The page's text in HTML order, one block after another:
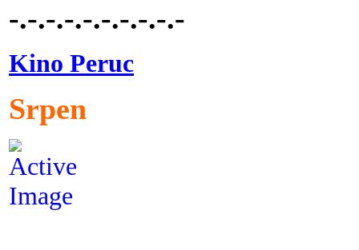
-.-.-.-.-.-.-.-.-.-
Kino Peruc
Srpen